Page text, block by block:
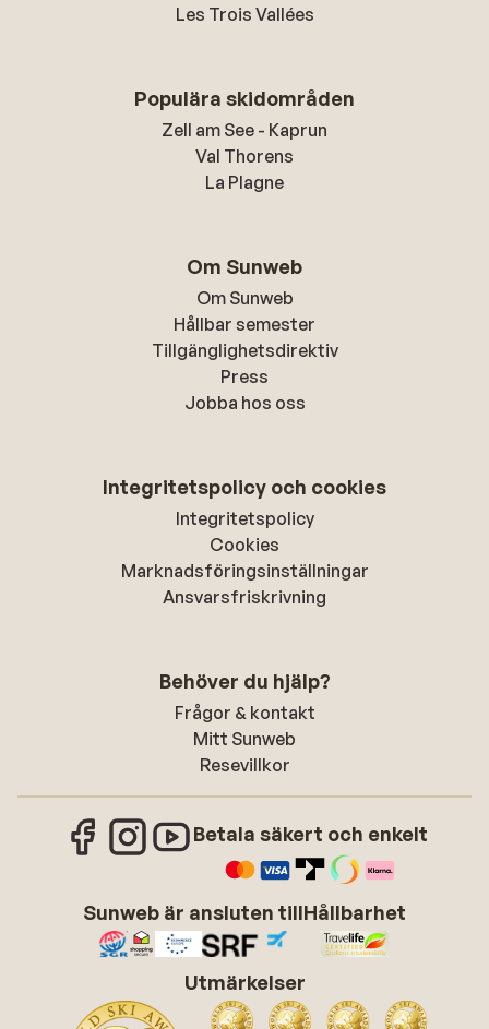
Les Trois Vallées
Populära skidområden
Zell am See - Kaprun
Val Thorens
La Plagne
Om Sunweb
Om Sunweb
Hållbar semester
Tillgänglighetsdirektiv
Press
Jobba hos oss
Integritetspolicy och cookies
Integritetspolicy
Cookies
Marknadsföringsinställningar
Ansvarsfriskrivning
Behöver du hjälp?
Frågor & kontakt
Mitt Sunweb
Resevillkor
Betala säkert och enkelt
Sunweb är ansluten tillHållbarhet
Utmärkelser